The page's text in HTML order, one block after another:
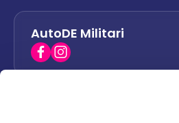
AutoDE Militari